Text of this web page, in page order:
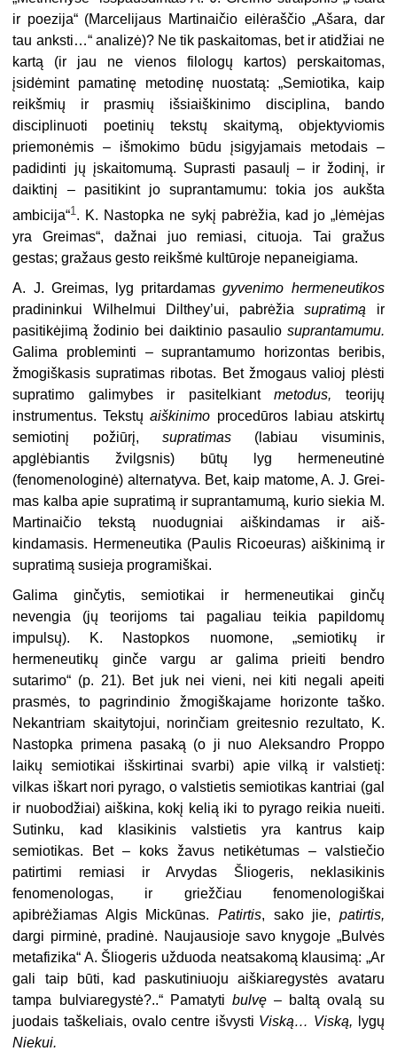
ir poezija“ (Marce­lijaus Martinaičio eilėraščio „Ašara, dar
tau anksti…“ analizė)? Ne tik paskai­tomas, bet ir atidžiai ne
kartą (ir jau ne vienos filologų kartos) perskaito­mas,
įsidėmint pamatinę metodinę nuostatą: „Semiotika, kaip
reikšmių ir prasmių išsiaiškinimo disciplina, bando
disciplinuoti poetinių tekstų skai­tymą, objektyviomis
priemonėmis – išmokimo būdu įsigyjamais metodais –
padidinti jų įskaitomumą. Suprasti pasaulį – ir žodinį, ir
daiktinį – pasiti­kint jo suprantamumu: tokia jos aukš­ta
ambicija“1 . K. Nastopka ne sykį pa­brėžia, kad jo „lėmėjas
yra Greimas“, dažnai juo remiasi, cituoja. Tai gražus
gestas; gražaus gesto reikšmė kultūro­je nepaneigiama.
A. J. Greimas, lyg pritardamas gy­venimo hermeneutikos
pradininkui Wilhelmui Dilthey’ui, pabrėžia supratimą ir
pasitikėjimą žodinio bei daiktinio pasauliosuprantamumu.
Galima probleminti – suprantamumo horizontas beribis,
žmogiškasis supratimas ribo­tas. Bet žmogaus valioj plėsti
suprati­mo galimybes ir pasitelkiantmetodus, teorijų
instrumentus. Tekstų aiškini­mo procedūros labiau atskirtų
semio­tinį požiūrį, supratimas (labiau visu­minis,
apglėbiantis žvilgsnis) būtų lyg hermeneutinė
(fenomenologinė) alter­natyva. Bet, kaip matome, A. J. Grei­
mas kalba apie supratimą ir supranta­mumą, kurio siekia M.
Martinaičio tekstą nuodugniai aiškindamas ir aiš­
kindamasis. Hermeneutika (Paulis Ricoeuras) aiškinimą ir
supratimą susie­ja programiškai.
Galima ginčytis, semiotikai ir her­meneutikai ginčų
nevengia (jų teori­joms tai pagaliau teikia papildomų
impulsų). K. Nastopkos nuomone, „se­miotikų ir
hermeneutikų ginče vargu ar galima prieiti bendro
sutarimo“ (p. 21). Bet juk nei vieni, nei kiti negali apeiti
prasmės, to pagrindinio žmo­giškajame horizonte taško.
Nekant­riam skaitytojui, norinčiam greitesnio rezultato, K.
Nastopka primena pa­saką (o ji nuo Aleksandro Proppo
laikų semiotikai išskirtinai svarbi) apie vilką ir valstietį:
vilkas iškart nori pyrago, o valstietis semiotikas kantriai (gal
ir nuobodžiai) aiškina, kokį kelią iki to pyrago reikia nueiti.
Sutinku, kad klasikinis valstietis yra kantrus kaip
semiotikas. Bet – koks žavus netikėtu­mas – valstiečio
patirtimi remiasi ir Arvydas Šliogeris, neklasikinis
fenomenologas, ir griežčiau fenomenologiškai
apibrėžiamas Algis Mickūnas. Patir­tis, sako jie, patirtis,
dargi pirminė, pra­dinė. Naujausioje savo knygoje „Bulvės
metafizika“ A. Šliogeris užduoda neat­sakomą klausimą: „Ar
gali taip būti, kad paskutiniuoju aiškiaregystės avataru
tampa bulviaregystė?..“ Pamatyti bulvę – baltą ovalą su
juodais taške­liais, ovalo centre išvysti Viską… Viską,
lygų
Niekui.